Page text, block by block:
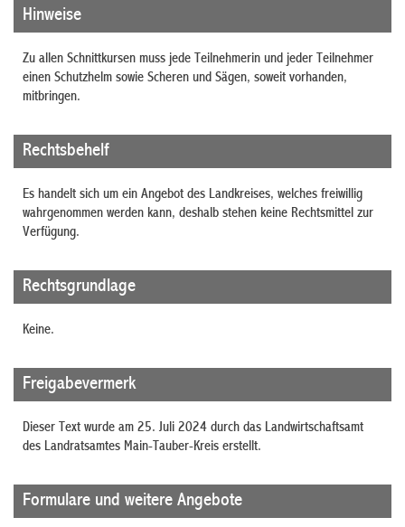
Hinweise
Zu allen Schnittkursen muss jede Teilnehmerin und jeder Teilnehmer
einen Schutzhelm sowie Scheren und Sägen, soweit vorhanden,
mitbringen.
Rechtsbehelf
Es handelt sich um ein Angebot des Landkreises, welches freiwillig
wahrgenommen werden kann, deshalb stehen keine Rechtsmittel zur
Verfügung.
Rechtsgrundlage
Keine.
Freigabevermerk
Dieser Text wurde am 25. Juli 2024 durch das Landwirtschaftsamt
des Landratsamtes Main-Tauber-Kreis erstellt.
Formulare und weitere Angebote